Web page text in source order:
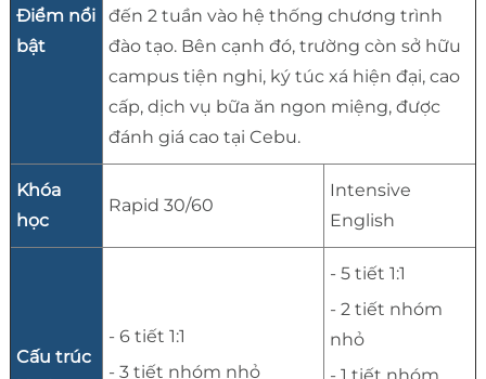
Điểm nổi
bật
đến 2 tuần vào hệ thống chương trình
đào tạo. Bên cạnh đó, trường còn sở hữu
campus tiện nghi, ký túc xá hiện đại, cao
cấp, dịch vụ bữa ăn ngon miệng, được
đánh giá cao tại Cebu.
Khóa
học
Rapid 30/60
Intensive
English
Cấu trúc
- 6 tiết 1:1
- 3 tiết nhóm nhỏ
- 5 tiết 1:1
- 2 tiết nhóm
nhỏ